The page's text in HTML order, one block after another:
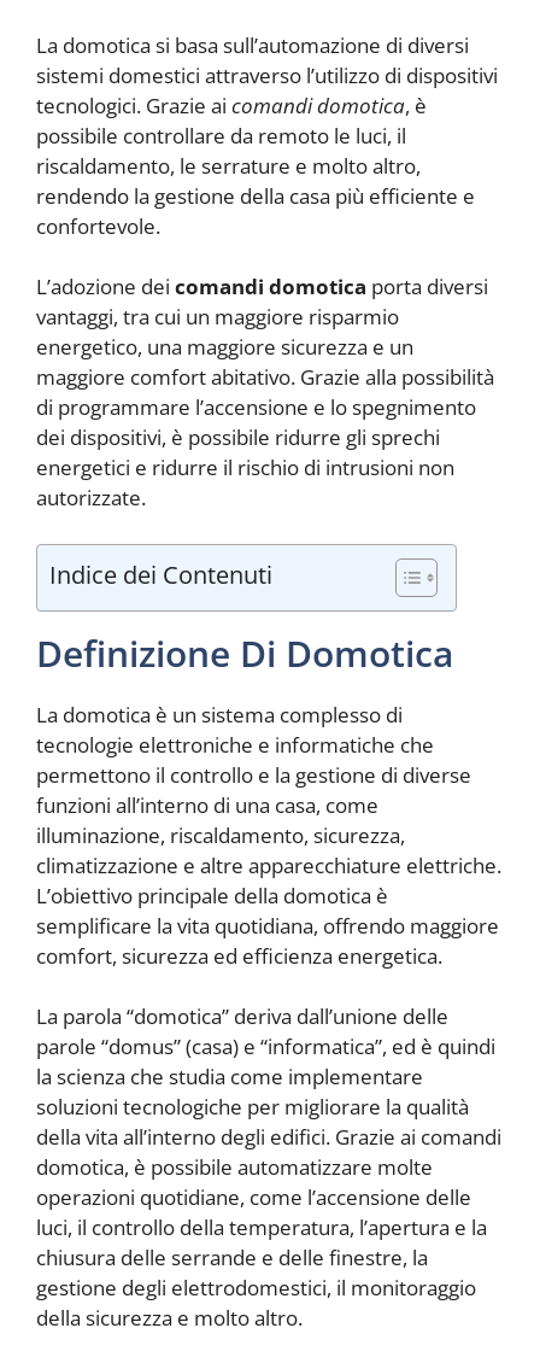
La domotica si basa sull’automazione di diversi
sistemi domestici attraverso l’utilizzo di dispositivi
tecnologici. Grazie ai comandi domotica, è
possibile controllare da remoto le luci, il
riscaldamento, le serrature e molto altro,
rendendo la gestione della casa più efficiente e
confortevole.
L’adozione dei comandi domotica porta diversi
vantaggi, tra cui un maggiore risparmio
energetico, una maggiore sicurezza e un
maggiore comfort abitativo. Grazie alla possibilità
di programmare l’accensione e lo spegnimento
dei dispositivi, è possibile ridurre gli sprechi
energetici e ridurre il rischio di intrusioni non
autorizzate.
Indice dei Contenuti
Definizione Di Domotica
La domotica è un sistema complesso di
tecnologie elettroniche e informatiche che
permettono il controllo e la gestione di diverse
funzioni all’interno di una casa, come
illuminazione, riscaldamento, sicurezza,
climatizzazione e altre apparecchiature elettriche.
L’obiettivo principale della domotica è
semplificare la vita quotidiana, offrendo maggiore
comfort, sicurezza ed efficienza energetica.
La parola “domotica” deriva dall’unione delle
parole “domus” (casa) e “informatica”, ed è quindi
la scienza che studia come implementare
soluzioni tecnologiche per migliorare la qualità
della vita all’interno degli edifici. Grazie ai comandi
domotica, è possibile automatizzare molte
operazioni quotidiane, come l’accensione delle
luci, il controllo della temperatura, l’apertura e la
chiusura delle serrande e delle finestre, la
gestione degli elettrodomestici, il monitoraggio
della sicurezza e molto altro.